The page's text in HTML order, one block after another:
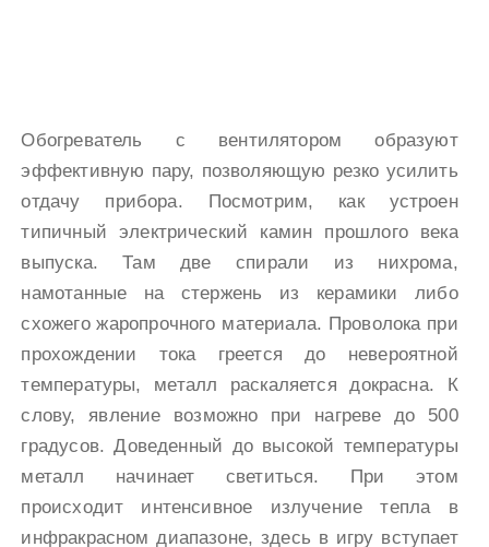
Обогреватель с вентилятором образуют
эффективную пару, позволяющую резко усилить
отдачу прибора. Посмотрим, как устроен
типичный электрический камин прошлого века
выпуска. Там две спирали из нихрома,
намотанные на стержень из керамики либо
схожего жаропрочного материала. Проволока при
прохождении тока греется до невероятной
температуры, металл раскаляется докрасна. К
слову, явление возможно при нагреве до 500
градусов. Доведенный до высокой температуры
металл начинает светиться. При этом
происходит интенсивное излучение тепла в
инфракрасном диапазоне, здесь в игру вступает